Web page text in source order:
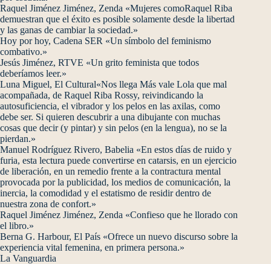
Raquel Jiménez Jiménez, Zenda «Mujeres comoRaquel Riba
demuestran que el éxito es posible solamente desde la libertad
y las ganas de cambiar la sociedad.»
Hoy por hoy, Cadena SER «Un símbolo del feminismo
combativo.»
Jesús Jiménez, RTVE «Un grito feminista que todos
deberíamos leer.»
Luna Miguel, El Cultural«Nos llega Más vale Lola que mal
acompañada, de Raquel Riba Rossy, reivindicando la
autosuficiencia, el vibrador y los pelos en las axilas, como
debe ser. Si quieren descubrir a una dibujante con muchas
cosas que decir (y pintar) y sin pelos (en la lengua), no se la
pierdan.»
Manuel Rodríguez Rivero, Babelia «En estos días de ruido y
furia, esta lectura puede convertirse en catarsis, en un ejercicio
de liberación, en un remedio frente a la contractura mental
provocada por la publicidad, los medios de comunicación, la
inercia, la comodidad y el estatismo de residir dentro de
nuestra zona de confort.»
Raquel Jiménez Jiménez, Zenda «Confieso que he llorado con
el libro.»
Berna G. Harbour, El País «Ofrece un nuevo discurso sobre la
experiencia vital femenina, en primera persona.»
La Vanguardia